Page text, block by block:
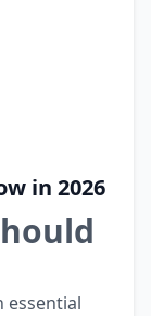
in 2026
essential